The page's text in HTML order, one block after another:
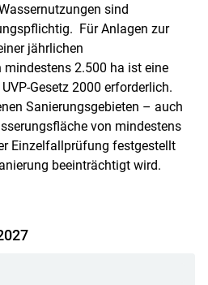
sind
Für Anlagen zur
jährlichen
2.500 ha ist eine
Gesetz 2000 erforderlich.
Sanierungsgebieten – auch
von mindestens
Einzelfallprüfung festgestellt
beeinträchtigt wird.